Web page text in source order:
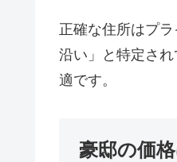
正確な住所はプ
沿い」と特定さ
適です。
豪邸の価